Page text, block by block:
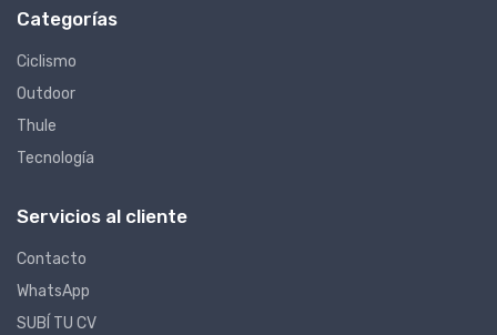
Categorías
Ciclismo
Outdoor
Thule
Tecnología
Servicios al cliente
Contacto
WhatsApp
SUBÍ TU CV